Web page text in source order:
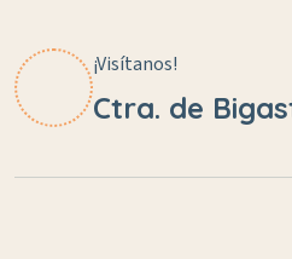
¡Visítanos!
Ctra. de